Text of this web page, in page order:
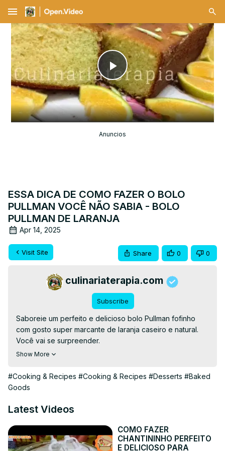
menu
Play
Video
Anuncios
ESSA DICA DE COMO FAZER O BOLO
PULLMAN VOCÊ NÃO SABIA - BOLO
PULLMAN DE LARANJA
Apr 14, 2025
Visit Site Share 0 0
culinariaterapia.com
Subscribe
Saboreie um perfeito e delicioso bolo Pullman fofinho
com gosto super marcante de laranja caseiro e natural.
Você vai se surpreender.
Ingredientes e Modo de fazer Assista ao vídeo com muita
#bolodelaranja #bolopullman #bolocaseiro
Show More
#Cooking & Recipes #Cooking & Recipes #Desserts #Baked
Goods
Latest Videos
COMO FAZER
CHANTININHO PERFEITO
E DELICIOSO PARA